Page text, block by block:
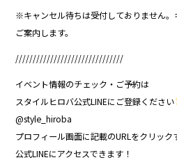
※キャンセル待ちは受付しておりません
ご案内します。
///////////////////////////////
イベント情報のチェック・ご予約は
スタイルヒロバ公式LINEにご登録ください
@style_hiroba
プロフィール画面に記載のURLをクリック
公式LINEにアクセスできます！